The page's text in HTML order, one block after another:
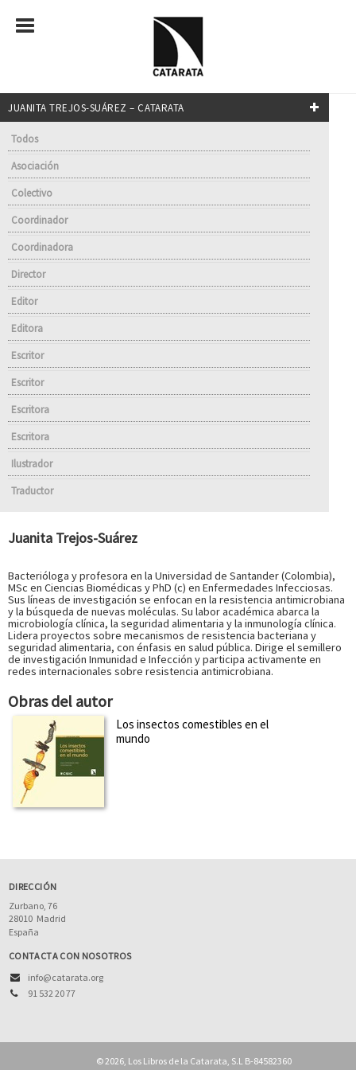
JUANITA TREJOS-SUÁREZ – CATARATA
Todos
Asociación
Colectivo
Coordinador
Coordinadora
Director
Editor
Editora
Escritor
Escritor
Escritora
Escritora
Ilustrador
Traductor
Juanita Trejos-Suárez
Bacterióloga y profesora en la Universidad de Santander (Colombia),
MSc en Ciencias Biomédicas y PhD (c) en Enfermedades Infecciosas.
Sus líneas de investigación se enfocan en la resistencia antimicrobiana
y la búsqueda de nuevas moléculas. Su labor académica abarca la
microbiología clínica, la seguridad alimentaria y la inmunología clínica.
Lidera proyectos sobre mecanismos de resistencia bacteriana y
seguridad alimentaria, con énfasis en salud pública. Dirige el semillero
de investigación Inmunidad e Infección y participa activamente en
redes internacionales sobre resistencia antimicrobiana.
Obras del autor
Los insectos comestibles en el
mundo
DIRECCIÓN
Zurbano, 76
28010 Madrid
España
CONTACTA CON NOSOTROS
info@catarata.org
91 532 20 77
© 2026, Los Libros de la Catarata, S.L B-84582360